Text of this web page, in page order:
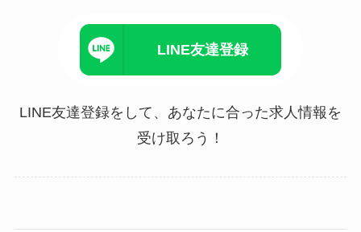
LINE友達登録
LINE友達登録をして、あなたに合った求人情報を
受け取ろう！